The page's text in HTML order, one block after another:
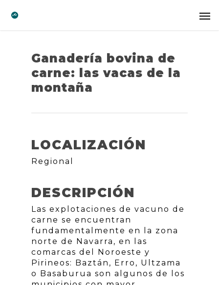
Ganadería bovina de
carne: las vacas de la
montaña
LOCALIZACIÓN
Regional
DESCRIPCIÓN
Las explotaciones de vacuno de
carne se encuentran
fundamentalmente en la zona
norte de Navarra, en las
comarcas del Noroeste y
Pirineos: Baztán, Erro, Ultzama
o Basaburua son algunos de los